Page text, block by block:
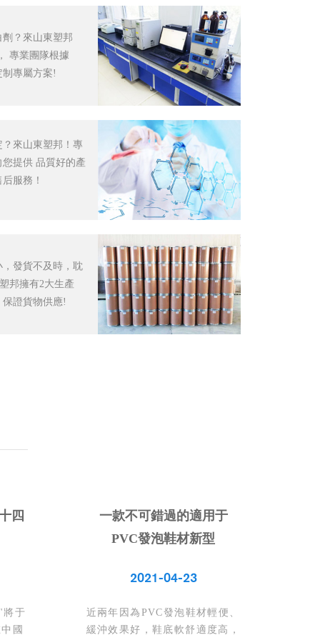
？來山東塑邦
專業團隊根據
專屬方案!
來山東塑邦！專
提供 品質好的產
服務！
發貨不及時，耽
邦擁有2大生產
證貨物供應!
四
于
國
一款不可錯過的適用于
PVC發泡鞋材新型
2021-04-23
近兩年因為PVC發泡鞋材輕便、
緩沖效果好，鞋底軟舒適度高，